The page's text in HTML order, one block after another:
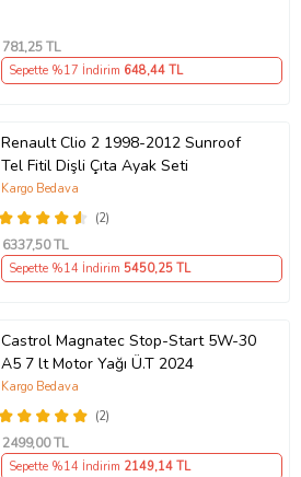
781,25 TL
Sepette %17 İndirim 648,44 TL
Renault Clio 2 1998-2012 Sunroof
Tel Fitil Dişli Çıta Ayak Seti
(2)
Kargo Bedava
6337,50 TL
Sepette %14 İndirim 5450,25 TL
Castrol Magnatec Stop-Start 5W-30
A5 7 lt Motor Yağı Ü.T 2024
(2)
Kargo Bedava
2499,00 TL
Sepette %14 İndirim 2149,14 TL